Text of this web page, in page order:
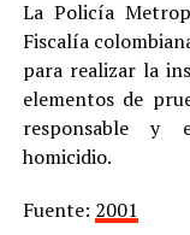
La Policía
Fiscalía
para realizar la
elementos de
responsable y
homicidio.
Fuente: 2001